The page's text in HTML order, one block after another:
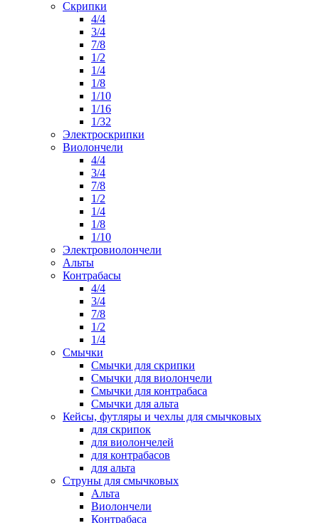
Скрипки
4/4
3/4
7/8
1/2
1/4
1/8
1/10
1/16
1/32
Электроскрипки
Виолончели
4/4
3/4
7/8
1/2
1/4
1/8
1/10
Электровиолончели
Альты
Контрабасы
4/4
3/4
7/8
1/2
1/4
Смычки
Смычки для скрипки
Смычки для виолончели
Смычки для контрабаса
Смычки для альта
Кейсы, футляры и чехлы для смычковых
для скрипок
для виолончелей
для контрабасов
для альта
Струны для смычковых
Альта
Виолончели
Контрабаса